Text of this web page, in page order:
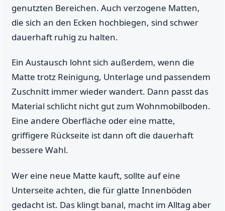
genutzten Bereichen. Auch verzogene Matten,
die sich an den Ecken hochbiegen, sind schwer
dauerhaft ruhig zu halten.
Ein Austausch lohnt sich außerdem, wenn die
Matte trotz Reinigung, Unterlage und passendem
Zuschnitt immer wieder wandert. Dann passt das
Material schlicht nicht gut zum Wohnmobilboden.
Eine andere Oberfläche oder eine matte,
griffigere Rückseite ist dann oft die dauerhaft
bessere Wahl.
Wer eine neue Matte kauft, sollte auf eine
Unterseite achten, die für glatte Innenböden
gedacht ist. Das klingt banal, macht im Alltag aber